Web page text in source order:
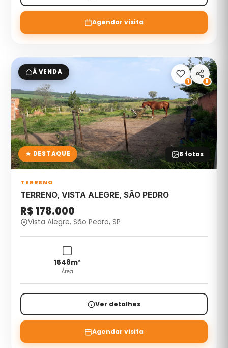
Agendar visita
À VENDA
8 fotos
★ DESTAQUE
1 8
TERRENO
TERRENO, VISTA ALEGRE, SÃO PEDRO
R$ 178.000
Vista Alegre, São Pedro, SP
1548m²
Área
Ver detalhes
Agendar visita